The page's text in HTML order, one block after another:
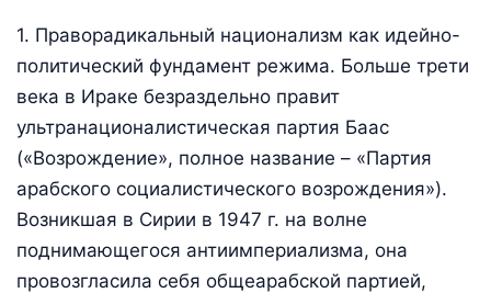
1. Праворадикальный национализм как идейно-
политический фундамент режима. Больше трети
века в Ираке безраздельно правит
ультранационалистическая партия Баас
(«Возрождение», полное название – «Партия
арабского социалистического возрождения»).
Возникшая в Сирии в 1947 г. на волне
поднимающегося антиимпериализма, она
провозгласила себя общеарабской партией,